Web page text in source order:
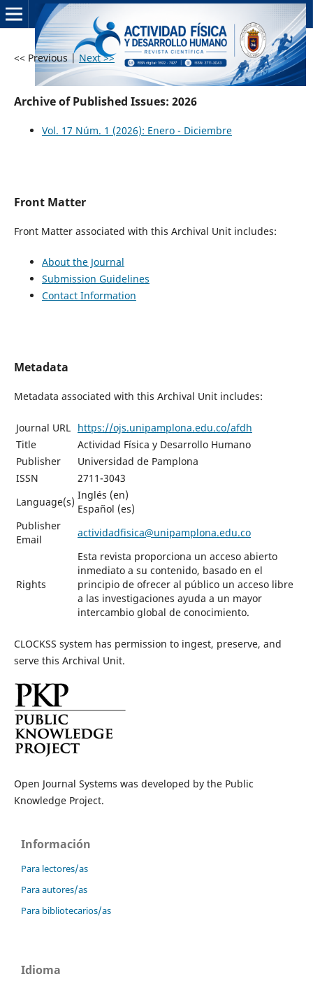
<< Previous| Next >>
Archive of Published Issues: 2026
Vol. 17 Núm. 1 (2026): Enero - Diciembre
Front Matter
Front Matter associated with this Archival Unit includes:
About the Journal
Submission Guidelines
Contact Information
Metadata
Metadata associated with this Archival Unit includes:
Journal URL https://ojs.unipamplona.edu.co/afdh
Title
Actividad Física y Desarrollo Humano
Publisher
Universidad de Pamplona
ISSN
2711-3043
Language(s)
Inglés (en)
Español (es)
Publisher
Email
actividadfisica@unipamplona.edu.co
Rights
Esta revista proporciona un acceso abierto
inmediato a su contenido, basado en el
principio de ofrecer al público un acceso libre
a las investigaciones ayuda a un mayor
intercambio global de conocimiento.
CLOCKSS system has permission to ingest, preserve, and
serve this Archival Unit.
Open Journal Systems was developed by the Public
Knowledge Project.
Información
Para lectores/as
Para autores/as
Para bibliotecarios/as
Idioma